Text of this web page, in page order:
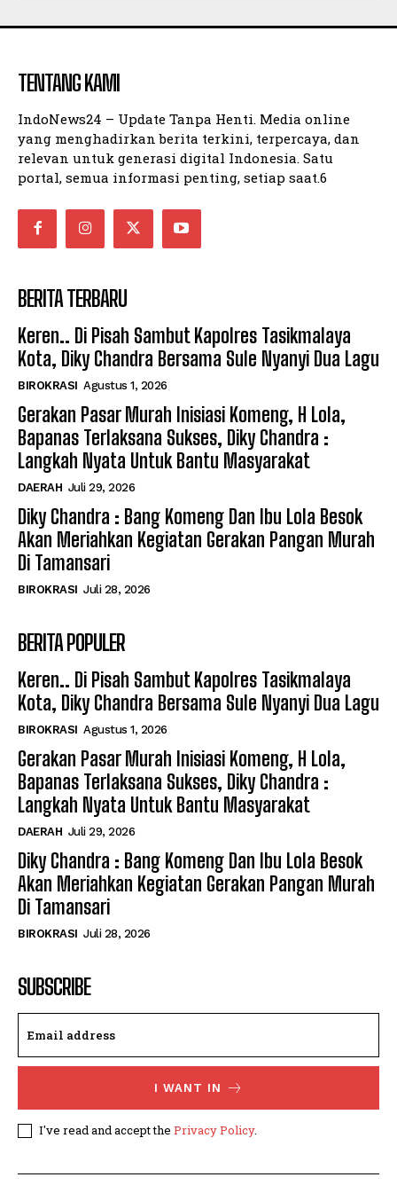
TENTANG KAMI
IndoNews24 – Update Tanpa Henti. Media online
yang menghadirkan berita terkini, terpercaya, dan
relevan untuk generasi digital Indonesia. Satu
portal, semua informasi penting, setiap saat.6
BERITA TERBARU
Keren.. Di Pisah Sambut Kapolres Tasikmalaya
Kota, Diky Chandra Bersama Sule Nyanyi Dua Lagu
BIROKRASI Agustus 1, 2026
Gerakan Pasar Murah Inisiasi Komeng, H Lola,
Bapanas Terlaksana Sukses, Diky Chandra :
Langkah Nyata Untuk Bantu Masyarakat
DAERAH Juli 29, 2026
Diky Chandra : Bang Komeng Dan Ibu Lola Besok
Akan Meriahkan Kegiatan Gerakan Pangan Murah
Di Tamansari
BIROKRASI Juli 28, 2026
BERITA POPULER
Keren.. Di Pisah Sambut Kapolres Tasikmalaya
Kota, Diky Chandra Bersama Sule Nyanyi Dua Lagu
BIROKRASI Agustus 1, 2026
Gerakan Pasar Murah Inisiasi Komeng, H Lola,
Bapanas Terlaksana Sukses, Diky Chandra :
Langkah Nyata Untuk Bantu Masyarakat
DAERAH Juli 29, 2026
Diky Chandra : Bang Komeng Dan Ibu Lola Besok
Akan Meriahkan Kegiatan Gerakan Pangan Murah
Di Tamansari
BIROKRASI Juli 28, 2026
SUBSCRIBE
I WANT IN
I've read and accept the Privacy Policy.